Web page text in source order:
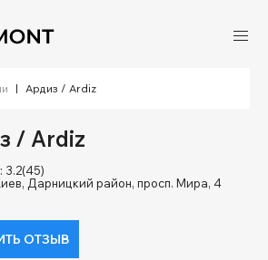
| Ардиз / Ardiz
/ Ardiz
3.2(45)
Дарницкий район, просп. Мира, 4
ОТЗЫВ